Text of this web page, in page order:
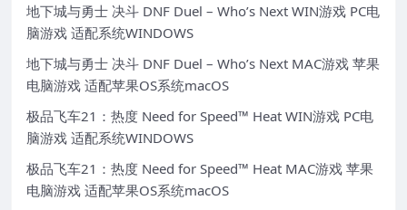
地下城与勇士 决斗 DNF Duel – Who’s Next WIN游戏 PC电
脑游戏 适配系统WINDOWS
地下城与勇士 决斗 DNF Duel – Who’s Next MAC游戏 苹果
电脑游戏 适配苹果OS系统macOS
极品飞车21：热度 Need for Speed™ Heat WIN游戏 PC电
脑游戏 适配系统WINDOWS
极品飞车21：热度 Need for Speed™ Heat MAC游戏 苹果
电脑游戏 适配苹果OS系统macOS